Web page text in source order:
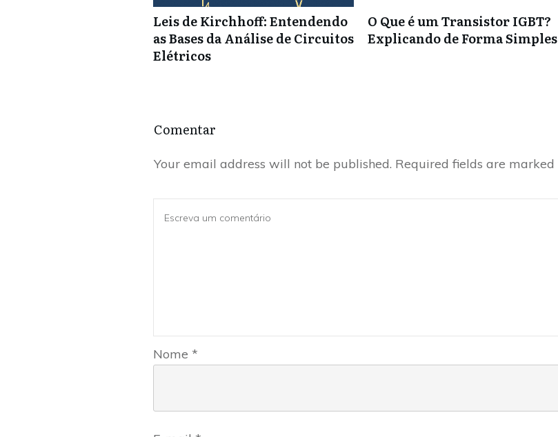
Leis de Kirchhoff: Entendendo
as Bases da Análise de Circuitos
Elétricos
O Que é um Transistor IGBT?
Explicando de Forma Simples
Comentar
Your email address will not be published. Required fields are marked
Nome *